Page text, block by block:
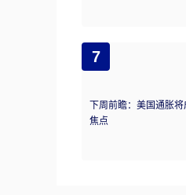
7
下周前瞻：美国通胀
焦点